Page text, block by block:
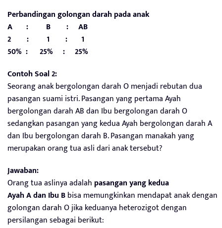
Perbandingan golongan darah pada anak
A : B : AB
2 : 1 : 1
50% : 25% : 25%
Contoh Soal 2:
Seorang anak bergolongan darah O menjadi rebutan dua
pasangan suami istri. Pasangan yang pertama Ayah
bergolongan darah AB dan Ibu bergolongan darah O
sedangkan pasangan yang kedua Ayah bergolongan darah A
dan Ibu bergolongan darah B. Pasangan manakah yang
merupakan orang tua asli dari anak tersebut?
Jawaban:
Orang tua aslinya adalah pasangan yang kedua
Ayah A dan Ibu Bbisa memungkinkan mendapat anak dengan
golongan darah O jika keduanya heterozigot dengan
persilangan sebagai berikut: